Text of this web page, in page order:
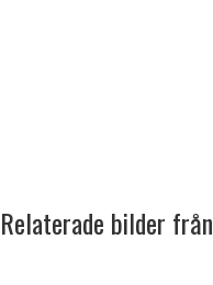
Relaterade bilder